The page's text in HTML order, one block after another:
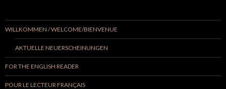
WILLKOMMEN / WELCOME/BIENVENUE
AKTUELLE NEUERSCHEINUNGEN
FOR THE ENGLISH READER
POUR LE LECTEUR FRANÇAIS